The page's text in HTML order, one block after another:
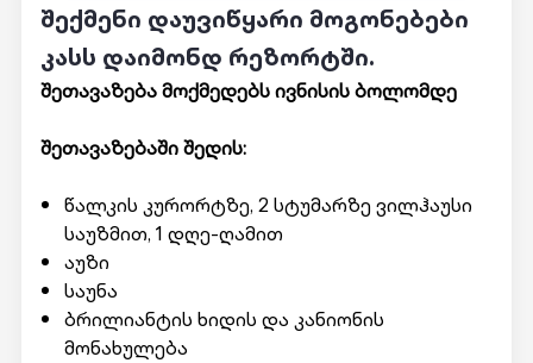
შექმენი დაუვიწყარი მოგონებები
კასს დაიმონდ რეზორტში.
შეთავაზება მოქმედებს ივნისის ბოლომდე
შეთავაზებაში შედის:
წალკის კურორტზე, 2 სტუმარზე ვილჰაუსი
საუზმით, 1 დღე-ღამით
აუზი
საუნა
ბრილიანტის ხიდის და კანიონის
მონახულება